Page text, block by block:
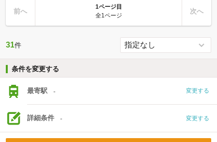
前へ
1ページ目
全1ページ
次へ
31件
条件を変更する
最寄駅 - 変更する
詳細条件 - 変更する